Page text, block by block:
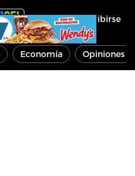
Inscribirse
Economía Opiniones